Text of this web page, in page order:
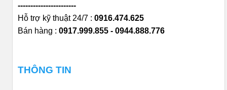
-----------------------
Hỗ trợ kỹ thuật 24/7 : 0916.474.625
Bán hàng : 0917.999.855 - 0944.888.776
THÔNG TIN